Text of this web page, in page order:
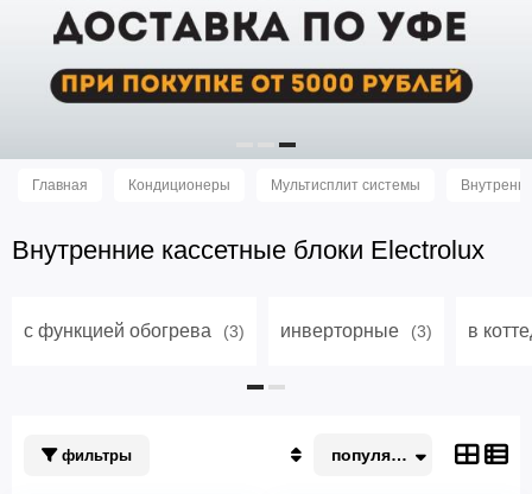
Главная Кондиционеры Мультисплит системы
Внутренние кассетные блоки Electrolux
с функцией обогрева (3) инверторные (3) в
фильтры популярные